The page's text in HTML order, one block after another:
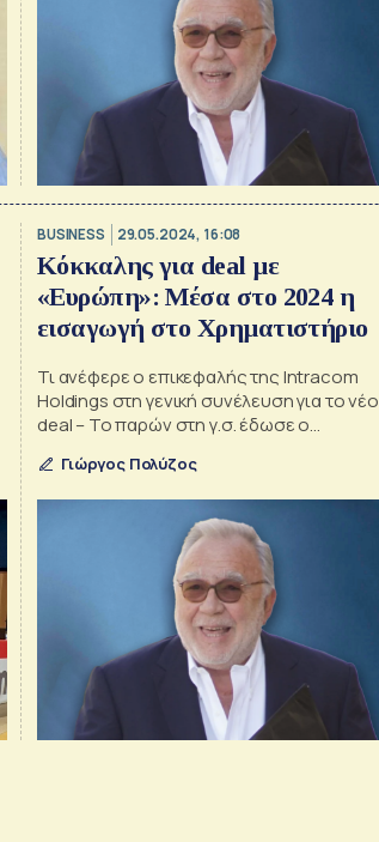
BUSINESS 29.05.2024, 16:08
Κόκκαλης για deal με
«Ευρώπη»: Μέσα στο 2024 η
εισαγωγή στο Χρηματιστήριο
Τι ανέφερε ο επικεφαλής της Intracom
Holdings στη γενική συνέλευση για το νέο
deal – Το παρών στη γ.σ. έδωσε ο
Γιώργος Πολύζος